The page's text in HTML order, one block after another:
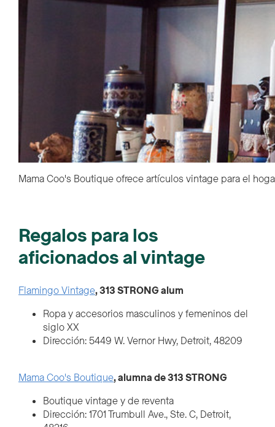
Mama Coo's Boutique ofrece artículos vintage para el
Regalos para los
aficionados al vintage
Flamingo Vintage, 313 STRONG alum
Ropa y accesorios masculinos y femeninos del
siglo XX
Dirección: 5449 W. Vernor Hwy, Detroit, 48209
Mama Coo's Boutique, alumna de 313 STRONG
Boutique vintage y de reventa
Dirección: 1701 Trumbull Ave., Ste. C, Detroit,